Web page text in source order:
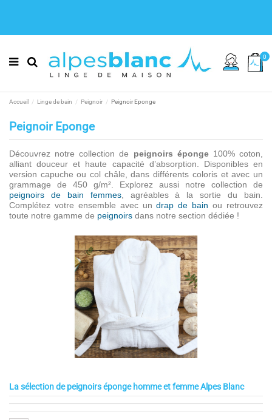
0
Accueil Linge de bain Peignoir Peignoir Eponge
Peignoir Eponge
Découvrez notre collection de peignoirs éponge 100% coton,
alliant douceur et haute capacité d’absorption. Disponibles en
version capuche ou col châle, dans différents coloris et avec un
grammage de 450 g/m². Explorez aussi notre collection de
peignoirs de bain femmes, agréables à la sortie du bain.
Complétez votre ensemble avec undrap de bain ou retrouvez
toute notre gamme de peignoirs dans notre section dédiée !
La sélection de peignoirs éponge homme et femme Alpes Blanc